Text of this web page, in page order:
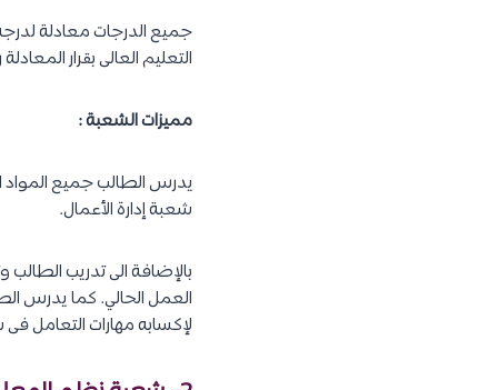
جميع الدرجات معادلة
التعليم العالى بقرار المعادلة رقم 3 بتاريخ
مميزات الشعبة :
يدرس الطالب جميع المواد
شعبة إدارة الأعمال.
بالإضافة الى تدريب
العمل الحالي. كما يدرس
لإكسابه مهارات التعامل